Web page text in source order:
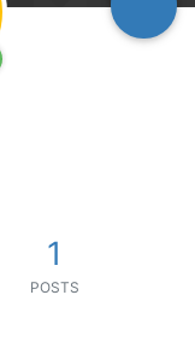
1
POSTS